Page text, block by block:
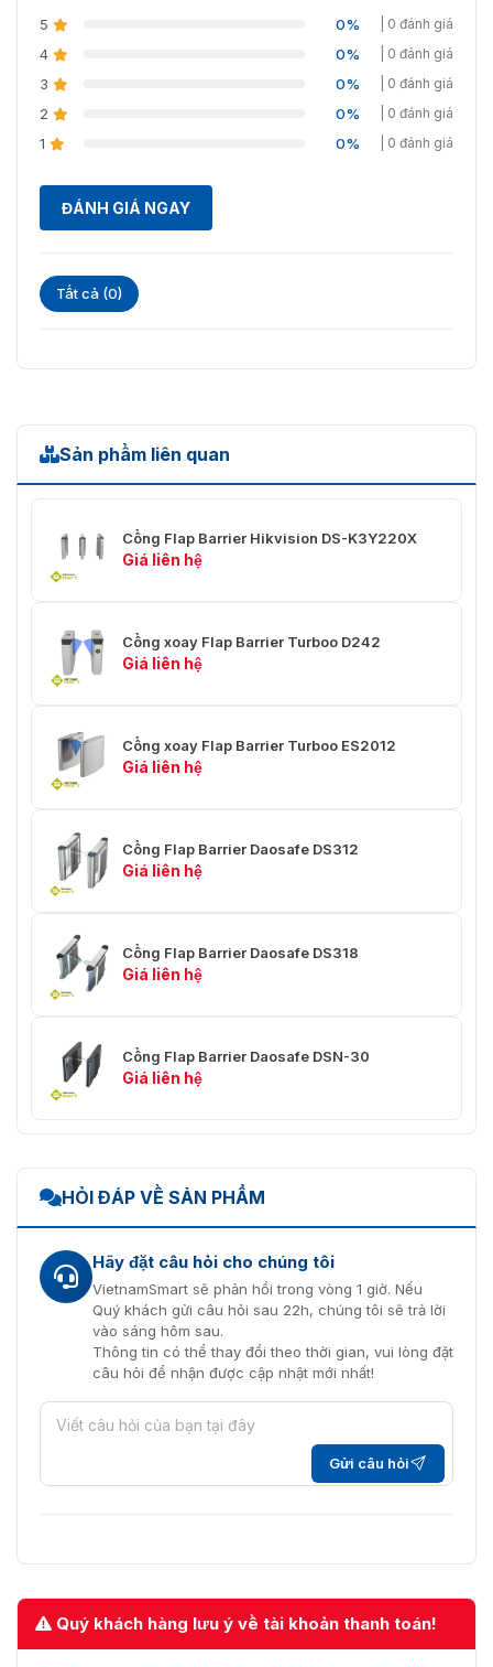
Daosafe DS311 uy tín
Barrier Daosafe DS311 uy tín tại Việt Nam, cung cấp giải
pháp kiểm soát ra vào tiên tiến và hiệu quả cho các
doanh nghiệp và tổ chức. Chúng tôi cam kết mang đến
tay liên hệ với chúng tôi để được tư vấn và nhận ưu đãi
hấp dẫn!
Tiếp điểm khô, tín hiệu Rơ le,
5 0% | 0 đánh giá
4 0% | 0 đánh giá
3 0% | 0 đánh giá
2 0% | 0 đánh giá
1 0% | 0 đánh giá
ĐÁNH GIÁ NGAY
Tất cả (0)
Sản phẩm liên quan
Cổng Flap Barrier Hikvision DS-K3Y220X
Giá liên hệ
Cổng xoay Flap Barrier Turboo D242
Giá liên hệ
Cổng xoay Flap Barrier Turboo ES2012
Giá liên hệ
Cổng Flap Barrier Daosafe DS312
Giá liên hệ
Cổng Flap Barrier Daosafe DS318
Giá liên hệ
Cổng Flap Barrier Daosafe DSN-30
Giá liên hệ
HỎI ĐÁP VỀ SẢN PHẨM
Hãy đặt câu hỏi cho chúng tôi
VietnamSmart sẽ phản hồi trong vòng 1 giờ. Nếu
Quý khách gửi câu hỏi sau 22h, chúng tôi sẽ trả lời
vào sáng hôm sau.
Thông tin có thể thay đổi theo thời gian, vui lòng đặt
câu hỏi để nhận được cập nhật mới nhất!
Gửi câu hỏi
Quý khách hàng lưu ý về tài khoản thanh toán!